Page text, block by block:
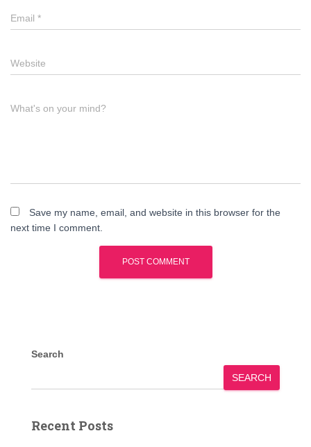
Email *
Website
What's on your mind?
Save my name, email, and website in this browser for the
next time I comment.
Search
SEARCH
Recent Posts